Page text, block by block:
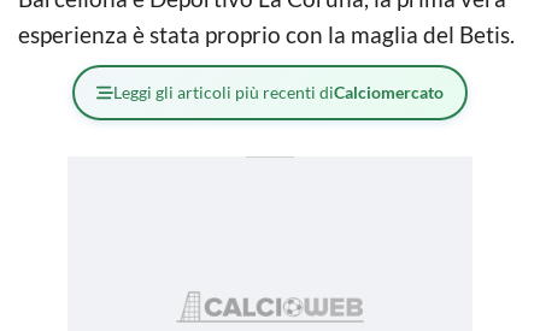
esperienza è stata proprio con la maglia del Betis.
Leggi gli articoli più recenti diCalciomercato